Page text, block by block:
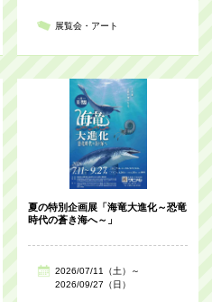
展覧会・アート
夏の特別企画展「海竜大進化～恐竜
時代の蒼き海へ～」
2026/07/11（土）～
2026/09/27（日）